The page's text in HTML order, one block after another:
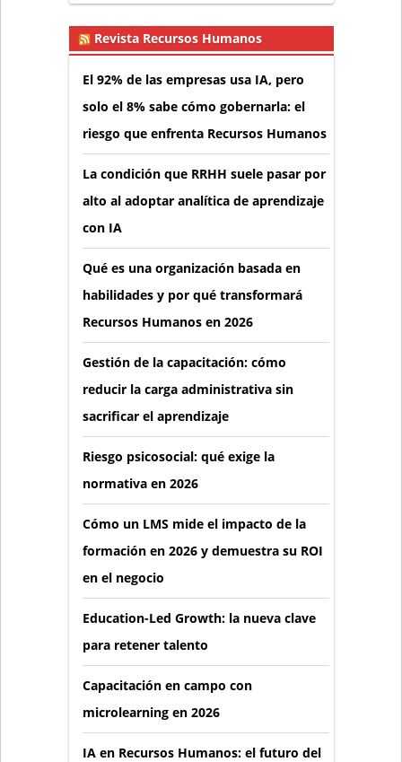
Revista Recursos Humanos
El 92% de las empresas usa IA, pero
solo el 8% sabe cómo gobernarla: el
riesgo que enfrenta Recursos Humanos
La condición que RRHH suele pasar por
alto al adoptar analítica de aprendizaje
con IA
Qué es una organización basada en
habilidades y por qué transformará
Recursos Humanos en 2026
Gestión de la capacitación: cómo
reducir la carga administrativa sin
sacrificar el aprendizaje
Riesgo psicosocial: qué exige la
normativa en 2026
Cómo un LMS mide el impacto de la
formación en 2026 y demuestra su ROI
en el negocio
Education-Led Growth: la nueva clave
para retener talento
Capacitación en campo con
microlearning en 2026
IA en Recursos Humanos: el futuro del